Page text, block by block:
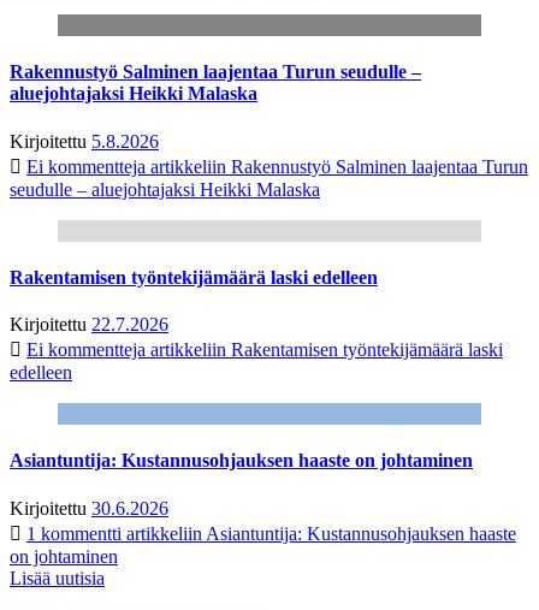
Rakennustyö Salminen laajentaa Turun seudulle –
aluejohtajaksi Heikki Malaska
Kirjoitettu 5.8.2026
Ei kommentteja artikkeliin Rakennustyö Salminen laajentaa Turun
seudulle – aluejohtajaksi Heikki Malaska
Rakentamisen työntekijämäärä laski edelleen
Kirjoitettu 22.7.2026
Ei kommentteja artikkeliin Rakentamisen työntekijämäärä laski
edelleen
Asiantuntija: Kustannusohjauksen haaste on johtaminen
Kirjoitettu 30.6.2026
1 kommentti artikkeliin Asiantuntija: Kustannusohjauksen haaste
on johtaminen
Lisää uutisia